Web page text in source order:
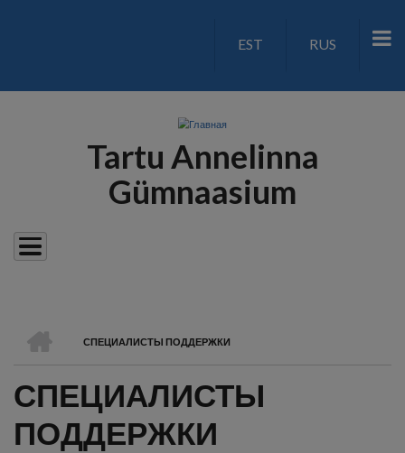
LANGUAGE
EST RUS
Tartu Annelinna
Gümnaasium
СТРОКА
НАВИГАЦИИ
СПЕЦИАЛИСТЫ ПОДДЕРЖКИ
СПЕЦИАЛИСТЫ
ПОДДЕРЖКИ